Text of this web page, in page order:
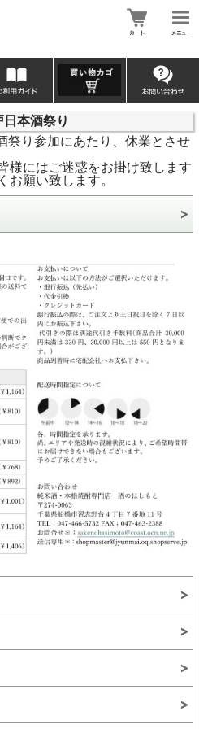
日本酒祭り
祭り参加にあたり、休業とさせ
様にはご迷惑をお掛け致します
お願い致します。